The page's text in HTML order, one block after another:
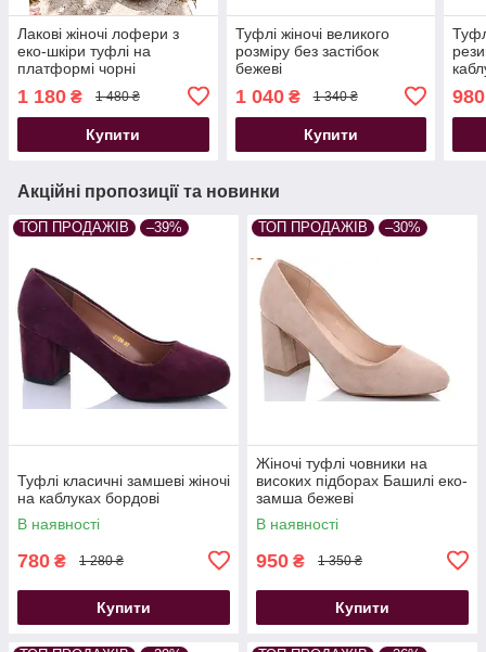
Лакові жіночі лофери з
еко-шкіри туфлі на
платформі чорні
1 180 ₴ 1 480 ₴
Купити
Туфлі жіночі великого
розміру без застібок
бежеві
1 040₴ 1 340 ₴
Купити
980
Акційні пропозиції та новинки
ТОП ПРОДАЖІВ –39%
Туфлі класичні замшеві жіночі
на каблуках бордові
В наявності
780 ₴ 1 280 ₴
Купити
ТОП ПРОДАЖІВ –30%
Жіночі туфлі човники на
високих підборах Башилі еко-
замша бежеві
В наявності
950 ₴ 1 350 ₴
Купити